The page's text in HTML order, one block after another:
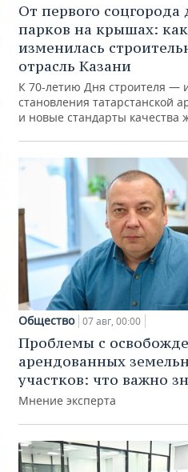
От первого соцгорода
парков на крышах: как
изменилась
отрасль Казани
К 70-летию Дня строителя —
становления татарстанской
и новые стандарты качества
Общество 07 авг, 00:00
Проблемы с
арендованных
участков: что важно
Мнение эксперта